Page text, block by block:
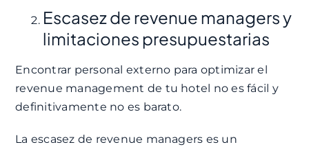
Escasez de revenue managers y
limitaciones presupuestarias
Encontrar personal externo para optimizar el
revenue management de tu hotel no es fácil y
definitivamente no es barato.
La escasez de revenue managers es un